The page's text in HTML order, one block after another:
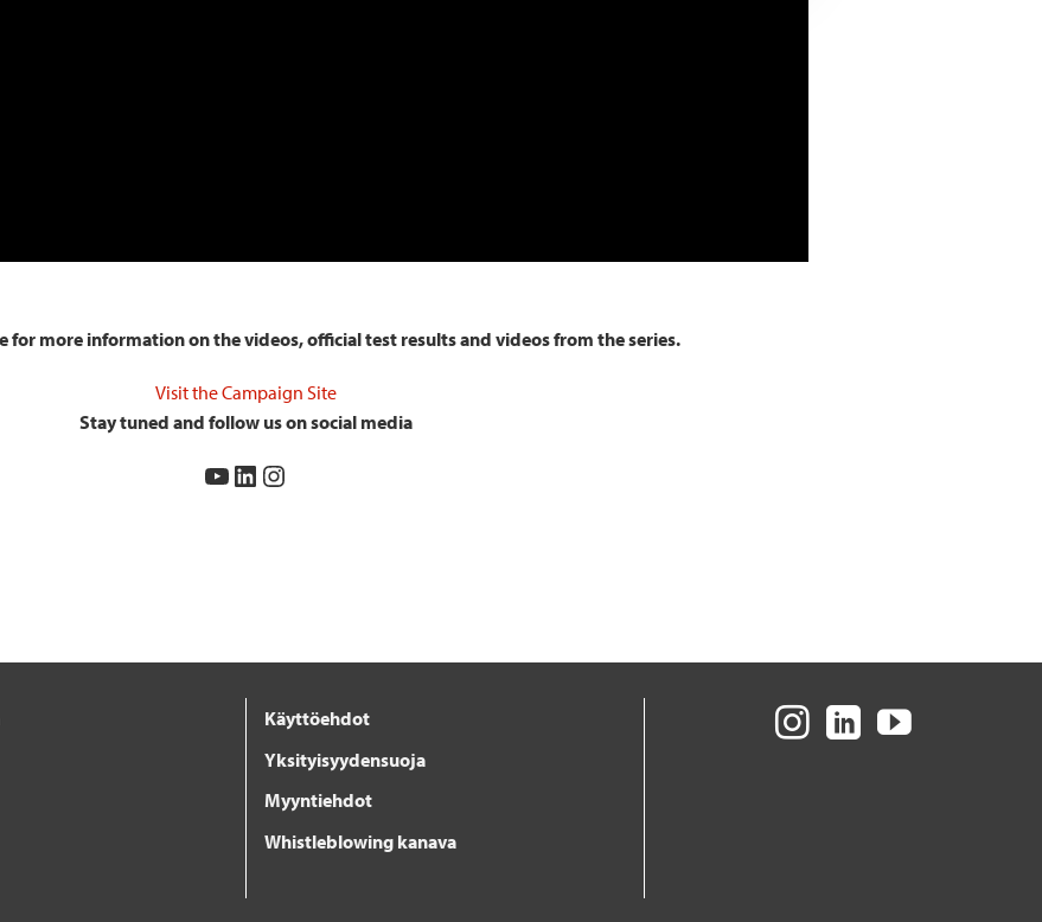
for more information on the videos, official test results and videos from the series.
Visit the Campaign Site
Stay tuned and follow us on social media
YouTube
LinkedIn
Instagram
Käyttöehdot
Yksityisyydensuoja
Myyntiehdot
Whistleblowing kanava